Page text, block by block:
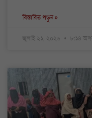
বিস্তারিত পড়ুন »
জুলাই ২১, ২০২৬ ৮:১৪